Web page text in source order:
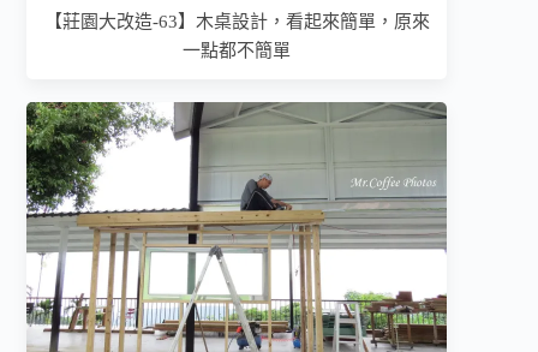
【莊園大改造-63】木桌設計，看起來簡單，原來
一點都不簡單